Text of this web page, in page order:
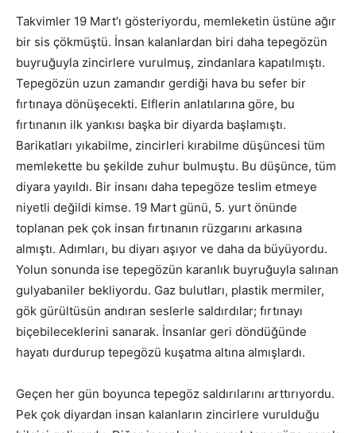
Takvimler 19 Mart’ı gösteriyordu, memleketin üstüne ağır
bir sis çökmüştü. İnsan kalanlardan biri daha tepegözün
buyruğuyla zincirlere vurulmuş, zindanlara kapatılmıştı.
Tepegözün uzun zamandır gerdiği hava bu sefer bir
fırtınaya dönüşecekti. Elflerin anlatılarına göre, bu
fırtınanın ilk yankısı başka bir diyarda başlamıştı.
Barikatları yıkabilme, zincirleri kırabilme düşüncesi tüm
memlekette bu şekilde zuhur bulmuştu. Bu düşünce, tüm
diyara yayıldı. Bir insanı daha tepegöze teslim etmeye
niyetli değildi kimse. 19 Mart günü, 5. yurt önünde
toplanan pek çok insan fırtınanın rüzgarını arkasına
almıştı. Adımları, bu diyarı aşıyor ve daha da büyüyordu.
Yolun sonunda ise tepegözün karanlık buyruğuyla salınan
gulyabaniler bekliyordu. Gaz bulutları, plastik mermiler,
gök gürültüsün andıran seslerle saldırdılar; fırtınayı
biçebileceklerini sanarak. İnsanlar geri döndüğünde
hayatı durdurup tepegözü kuşatma altına almışlardı.
Geçen her gün boyunca tepegöz saldırılarını arttırıyordu.
Pek çok diyardan insan kalanların zincirlere vurulduğu